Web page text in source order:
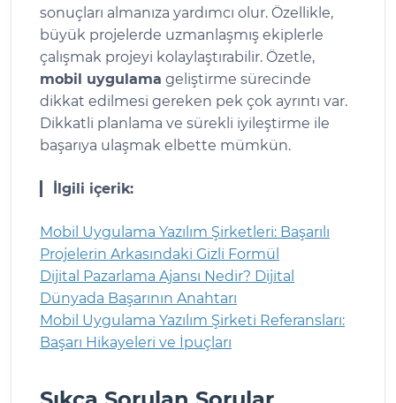
sonuçları almanıza yardımcı olur. Özellikle,
büyük projelerde uzmanlaşmış ekiplerle
çalışmak projeyi kolaylaştırabilir. Özetle,
mobil uygulama geliştirme sürecinde
dikkat edilmesi gereken pek çok ayrıntı var.
Dikkatli planlama ve sürekli iyileştirme ile
başarıya ulaşmak elbette mümkün.
İlgili içerik:
Mobil Uygulama Yazılım Şirketleri: Başarılı
Projelerin Arkasındaki Gizli Formül
Dijital Pazarlama Ajansı Nedir? Dijital
Dünyada Başarının Anahtarı
Mobil Uygulama Yazılım Şirketi Referansları:
Başarı Hikayeleri ve İpuçları